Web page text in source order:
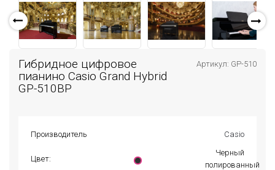
Гибридное цифровое
пианино Casio Grand Hybrid
GP-510BP
Артикул: GP-510
Производитель Casio
Цвет:
Черный
полированный